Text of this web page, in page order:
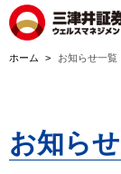
ホーム お知らせ一覧
お知ら